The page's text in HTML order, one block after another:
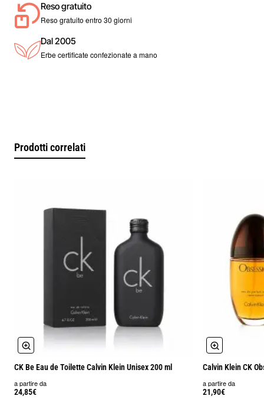
Reso gratuito
Reso gratuito entro 30 giorni
Dal 2005
Erbe certificate confezionate a mano
Prodotti correlati
CK Be Eau de Toilette Calvin Klein Unisex 200 ml
a partire da
24,85€
Calvin Klein CK
a partire da
21,90€